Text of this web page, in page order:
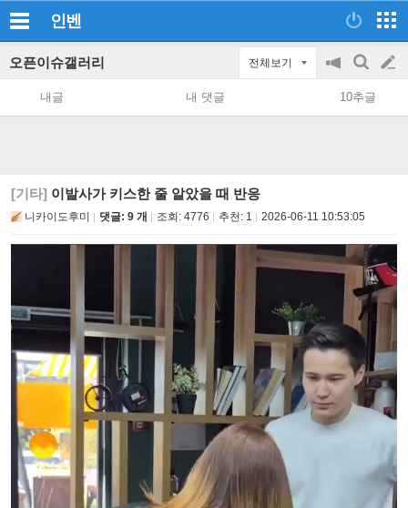
인벤
오픈이슈갤러리 전체보기
공
지
on/off
검
색
글
쓰
내글 내 댓글 10추글
[기타] 이발사가 키스한 줄 알았을 때 반응
니카이도후미 댓글: 9 개 조회: 4776 추천: 1 2026-06-11 10:53:05